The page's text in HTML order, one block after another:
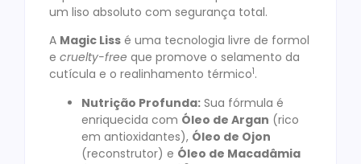
um liso absoluto com segurança total.
A Magic Liss é uma tecnologia livre de formol
e cruelty-free que promove o selamento da
cutícula e o realinhamento térmico1.
Nutrição Profunda: Sua fórmula é
enriquecida com Óleo de Argan (rico
em antioxidantes), Óleo de Ojon
(reconstrutor) e Óleo de Macadâmia